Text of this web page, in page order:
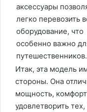
аксессуары
легко перевозить
оборудование, что
особенно важно
путешественников.
Итак, эта модель
стороны. Она
мощность,
удовлетворить